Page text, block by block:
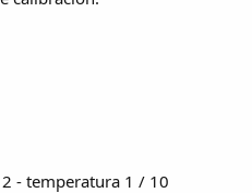
- temperatura 1 / 10